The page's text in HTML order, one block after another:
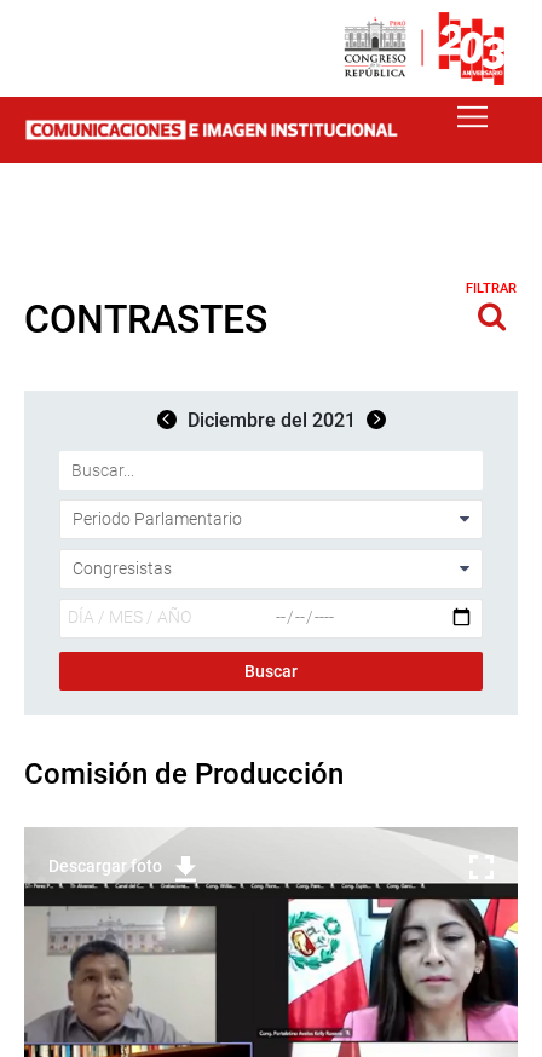
CONTRASTES
FILTRAR
Diciembre del 2021
Comisión de Producción
Descargar foto